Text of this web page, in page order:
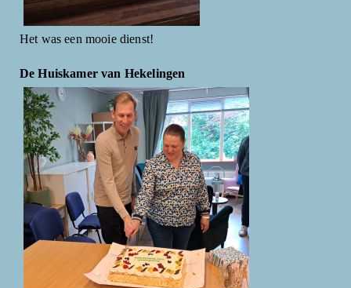
Het was een mooie dienst!
De Huiskamer van Hekelingen